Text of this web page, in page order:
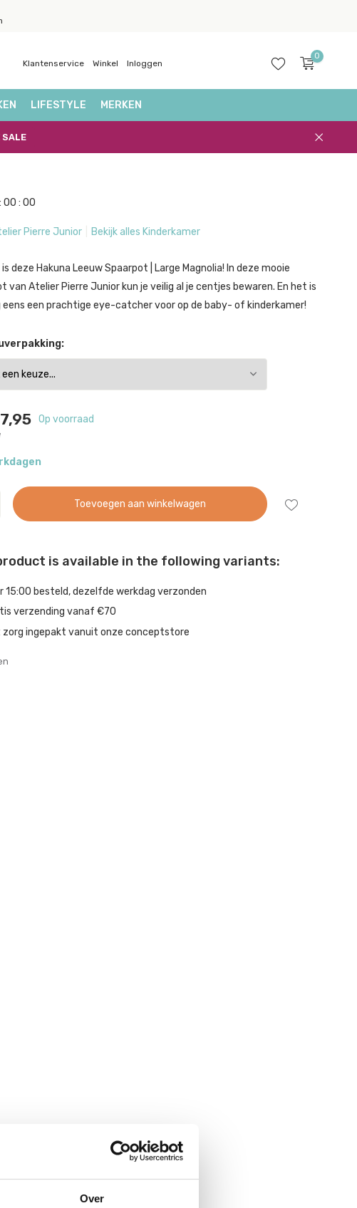
Over
Klantenservice Winkel Inloggen
0
LIFESTYLE MERKEN
SALE
: 00 : 00
Pierre Junior Bekijk alles Kinderkamer
is deze Hakuna Leeuw Spaarpot | Large Magnolia! In deze mooie
van Atelier Pierre Junior kun je veilig al je centjes bewaren. En het is
eens een prachtige eye-catcher voor op de baby- of kinderkamer!
Op voorraad
Toevoegen aan winkelwagen
is available in the following variants:
15:00 besteld, dezelfde werkdag verzonden
verzending vanaf €70
zorg ingepakt vanuit onze conceptstore